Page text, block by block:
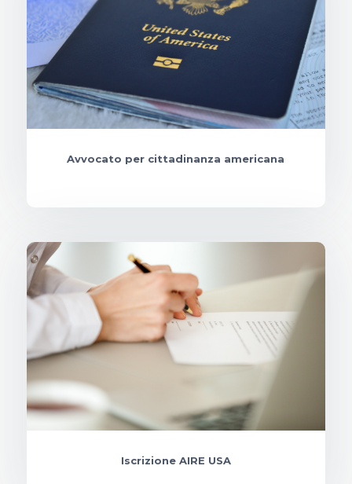
Avvocato per cittadinanza americana
Iscrizione AIRE USA